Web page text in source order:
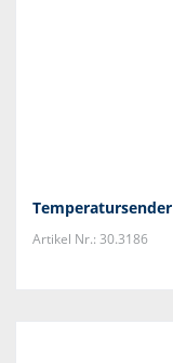
Temperatursender
Artikel Nr.: 30.3186